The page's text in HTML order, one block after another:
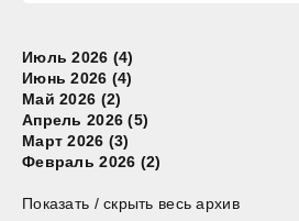
Июль 2026 (4)
Июнь 2026 (4)
Май 2026 (2)
Апрель 2026 (5)
Март 2026 (3)
Февраль 2026 (2)
Показать / скрыть весь архив